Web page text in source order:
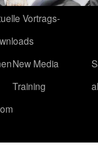
Vortrags-
New Media
Training